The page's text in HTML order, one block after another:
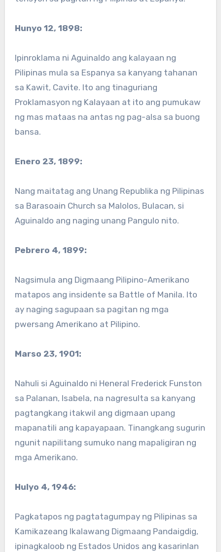
Hunyo 12, 1898:
Ipinroklama ni Aguinaldo ang kalayaan ng
Pilipinas mula sa Espanya sa kanyang tahanan
sa Kawit, Cavite. Ito ang tinaguriang
Proklamasyon ng Kalayaan at ito ang pumukaw
ng mas mataas na antas ng pag-alsa sa buong
bansa.
Enero 23, 1899:
Nang maitatag ang Unang Republika ng Pilipinas
sa Barasoain Church sa Malolos, Bulacan, si
Aguinaldo ang naging unang Pangulo nito.
Pebrero 4, 1899:
Nagsimula ang Digmaang Pilipino-Amerikano
matapos ang insidente sa Battle of Manila. Ito
ay naging sagupaan sa pagitan ng mga
pwersang Amerikano at Pilipino.
Marso 23, 1901:
Nahuli si Aguinaldo ni Heneral Frederick Funston
sa Palanan, Isabela, na nagresulta sa kanyang
pagtangkang itakwil ang digmaan upang
mapanatili ang kapayapaan. Tinangkang sugurin
ngunit napilitang sumuko nang mapaligiran ng
mga Amerikano.
Hulyo 4, 1946:
Pagkatapos ng pagtatagumpay ng Pilipinas sa
Kamikazeang Ikalawang Digmaang Pandaigdig,
ipinagkaloob ng Estados Unidos ang kasarinlan